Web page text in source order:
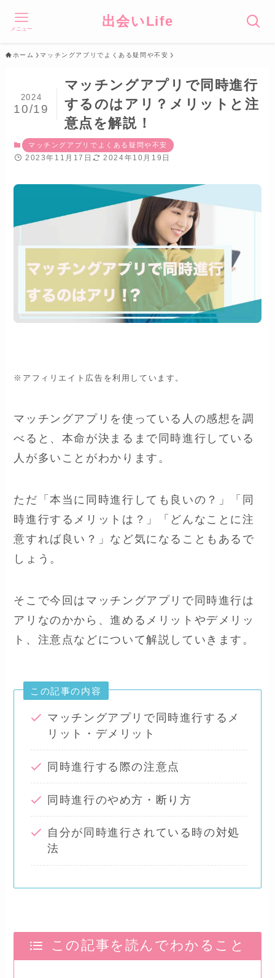
出会いLife
メニュー
ホーム マッチングアプリでよくある疑問や不安
マッチングアプリで同時進行
するのはアリ？メリットと注
意点を解説！
2024
10/19
マッチングアプリでよくある疑問や不安
2023年11月17日 2024年10月19日
※アフィリエイト広告を利用しています。
マッチングアプリを使っている人の感想を調
べると、本命が決まるまで同時進行している
人が多いことがわかります。
ただ「本当に同時進行しても良いの？」「同
時進行するメリットは？」「どんなことに注
意すれば良い？」など気になることもあるで
しょう。
そこで今回はマッチングアプリで同時進行は
アリなのかから、進めるメリットやデメリッ
ト、注意点などについて解説していきます。
この記事の内容
マッチングアプリで同時進行するメ
リット・デメリット
同時進行する際の注意点
同時進行のやめ方・断り方
自分が同時進行されている時の対処
法
この記事を読んでわかること